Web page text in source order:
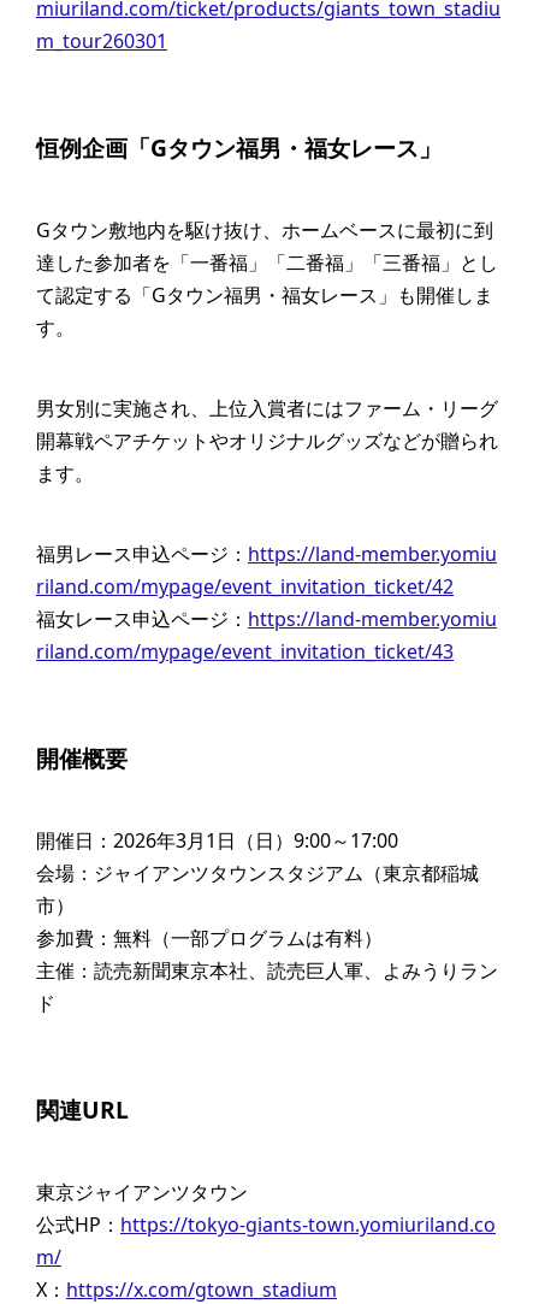
miuriland.com/ticket/products/giants_town_stadiu
m_tour260301
恒例企画「Gタウン福男・福女レース」
Gタウン敷地内を駆け抜け、ホームベースに最初に到
達した参加者を「一番福」「二番福」「三番福」とし
て認定する「Gタウン福男・福女レース」も開催しま
す。
男女別に実施され、上位入賞者にはファーム・リーグ
開幕戦ペアチケットやオリジナルグッズなどが贈られ
ます。
福男レース申込ページ： https://land-member.yomiu
riland.com/mypage/event_invitation_ticket/42
福女レース申込ページ： https://land-member.yomiu
riland.com/mypage/event_invitation_ticket/43
開催概要
開催日：2026年3月1日（日）9:00～17:00
会場：ジャイアンツタウンスタジアム（東京都稲城
市）
参加費：無料（一部プログラムは有料）
主催：読売新聞東京本社、読売巨人軍、よみうりラン
ド
関連URL
東京ジャイアンツタウン
公式HP： https://tokyo-giants-town.yomiuriland.co
m/
X： https://x.com/gtown_stadium